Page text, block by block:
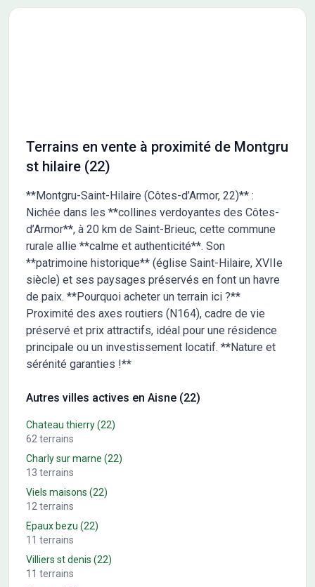
Terrains en vente à proximité de Montgru
st hilaire (22)
**Montgru-Saint-Hilaire (Côtes-d’Armor, 22)** :
Nichée dans les **collines verdoyantes des Côtes-
d’Armor**, à 20 km de Saint-Brieuc, cette commune
rurale allie **calme et authenticité**. Son
**patrimoine historique** (église Saint-Hilaire, XVIIe
siècle) et ses paysages préservés en font un havre
de paix. **Pourquoi acheter un terrain ici ?**
Proximité des axes routiers (N164), cadre de vie
préservé et prix attractifs, idéal pour une résidence
principale ou un investissement locatif. **Nature et
sérénité garanties !**
Autres villes actives en Aisne (22)
Chateau thierry(22)
62 terrains
Charly sur marne (22)
13 terrains
Viels maisons (22)
12 terrains
Epaux bezu (22)
11 terrains
Villiers st denis (22)
11 terrains